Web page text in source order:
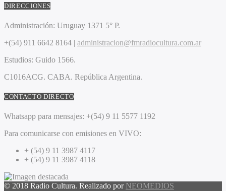
DIRECCIONES
Administración: Uruguay 1371 5° P.
+(54) 911 6642 8164 | administracion@fmradiocultura.com.ar
Estudios: Guido 1566.
C1016ACG. CABA. República Argentina.
CONTACTO DIRECTO
Whatsapp para mensajes: +(54) 9 11 5577 1192
Para comunicarse con emisiones en VIVO:
+ (54) 9 11 3987 4117
+ (54) 9 11 3987 4118
© 2018 Radio Cultura. Realizado por NEOMEDIOS